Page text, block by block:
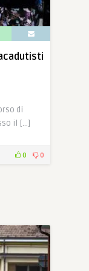
di
il […]
0 0